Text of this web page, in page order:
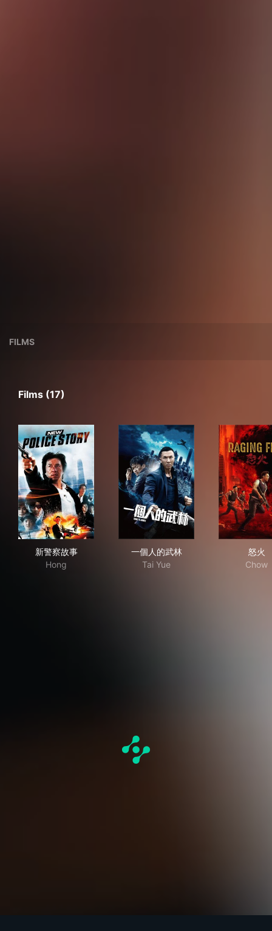
FILMS
Films (17)
新警察故事
Hong
一個人的武林
Tai Yue
怒火
Chow